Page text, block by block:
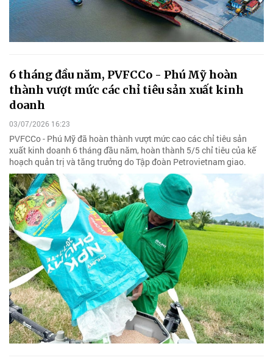
6 tháng đầu năm, PVFCCo - Phú Mỹ hoàn
thành vượt mức các chỉ tiêu sản xuất kinh
doanh
03/07/2026 16:23
PVFCCo - Phú Mỹ đã hoàn thành vượt mức cao các chỉ tiêu sản
xuất kinh doanh 6 tháng đầu năm, hoàn thành 5/5 chỉ tiêu của kế
hoạch quản trị và tăng trưởng do Tập đoàn Petrovietnam giao.